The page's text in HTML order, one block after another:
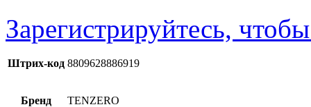
Зарегистрируйтесь,
Штрих-код 8809628886919
Бренд TENZERO